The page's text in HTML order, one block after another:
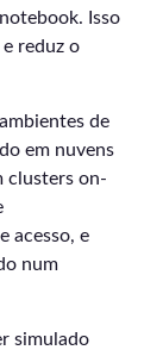
Isso
reduz o
de
em nuvens
clusters on-
acesso, e
num
simulado